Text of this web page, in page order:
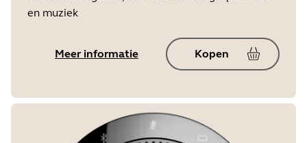
en muziek
Meer informatie Kopen